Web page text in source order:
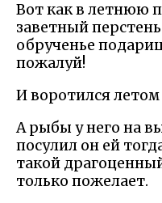
Вот как в летнюю
заветный
обрученье
пожалуй!
И воротился летом
А рыбы у него на
посулил он ей
такой
только пожелает.